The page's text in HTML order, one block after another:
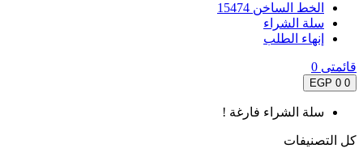
الخط الساخن 15474
سلة الشراء
إنهاء الطلب
قائمتى 0
0
0 EGP
سلة الشراء فارغة !
كل التصنيفات